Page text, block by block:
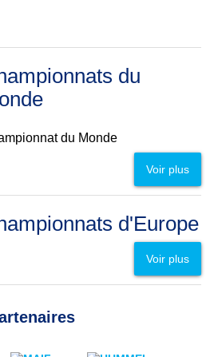
du
du Monde
Voir plus
d'Europe
Voir plus